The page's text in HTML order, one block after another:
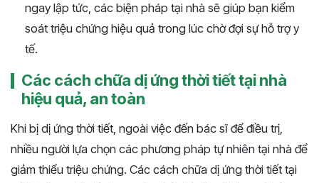
ngay lập tức, các biện pháp tại nhà sẽ giúp bạn kiểm
soát triệu chứng hiệu quả trong lúc chờ đợi sự hỗ trợ y
tế.
Các cách chữa dị ứng thời tiết tại nhà
hiệu quả, an toàn
Khi bị dị ứng thời tiết, ngoài việc đến bác sĩ để điều trị,
nhiều người lựa chọn các phương pháp tự nhiên tại nhà để
giảm thiểu triệu chứng. Các cách chữa dị ứng thời tiết tại